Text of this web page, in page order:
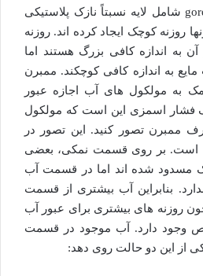
دیگر است. ساختار gore- tex شامل لایه نسبتاً نازک پلاستیکی
روزنه کوچک ایجاد کرده اند. روزنه
به اندازه کافی بزرگ هستند اما
به اندازه کافی کوچکند. ممبرن
به مولکول های آب اجازه عبور
فشار اسمزی این است که مولکول
ممبرن تصور کنید. این تصور در
تضاد با Brownian motion است. بر روی قسمت نمکی، بعضی
مسدود شده اند اما در قسمت آب
بنابراین آب بیشتری از قسمت
روزنه های بیشتری برای عبور آب
وجود دارد. آب موجود در قسمت
از این دو حالت روی دهد: